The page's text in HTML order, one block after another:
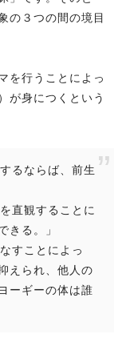
の３つの間の境目
を行うことによっ
が身につくという
るならば、前生
直観することに
きる。」
すことによっ
えられ、他人の
ーギーの体は誰